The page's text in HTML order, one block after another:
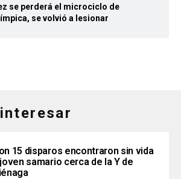
se perderá el microciclo de
se volvió a lesionar
15 disparos encontraron sin vida
samario cerca de la Y de